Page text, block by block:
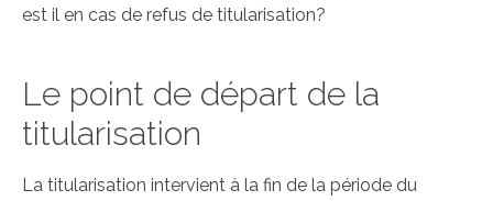
est il en cas de refus de titularisation?
Le point de départ de la
titularisation
La titularisation intervient à la fin de la période du